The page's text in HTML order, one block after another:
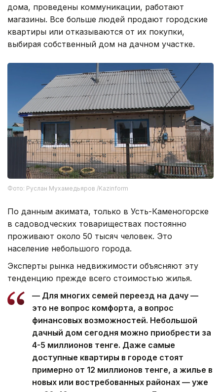
дома, проведены коммуникации, работают
магазины. Все больше людей продают городские
квартиры или отказываются от их покупки,
выбирая собственный дом на дачном участке.
Фото: Руслан Мухамедьяров /Kazinform
По данным акимата, только в Усть-Каменогорске
в садоводческих товариществах постоянно
проживают около 50 тысяч человек. Это
население небольшого города.
Эксперты рынка недвижимости объясняют эту
тенденцию прежде всего стоимостью жилья.
— Для многих семей переезд на дачу —
это не вопрос комфорта, а вопрос
финансовых возможностей. Небольшой
дачный дом сегодня можно приобрести за
4-5 миллионов тенге. Даже самые
доступные квартиры в городе стоят
примерно от 12 миллионов тенге, а жилье в
новых или востребованных районах — уже